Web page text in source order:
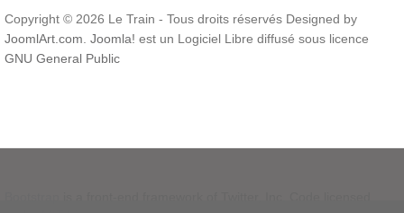
Copyright © 2026 Le Train - Tous droits réservés Designed by
JoomlArt.com. Joomla! est un Logiciel Libre diffusé sous licence
GNU General Public